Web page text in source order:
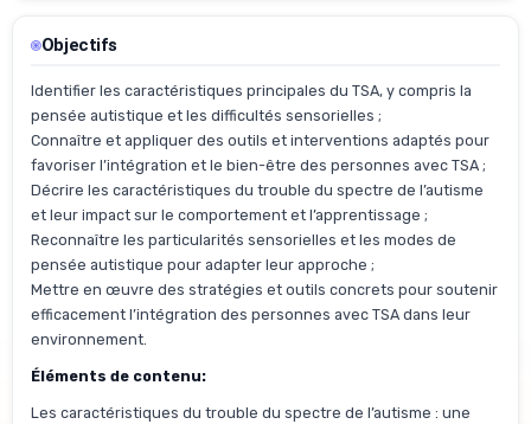
Objectifs
Identifier les caractéristiques principales du TSA, y compris la
pensée autistique et les difficultés sensorielles ;
Connaître et appliquer des outils et interventions adaptés pour
favoriser l’intégration et le bien-être des personnes avec TSA ;
Décrire les caractéristiques du trouble du spectre de l’autisme
et leur impact sur le comportement et l’apprentissage ;
Reconnaître les particularités sensorielles et les modes de
pensée autistique pour adapter leur approche ;
Mettre en œuvre des stratégies et outils concrets pour soutenir
efficacement l’intégration des personnes avec TSA dans leur
environnement.
Éléments de contenu:
Les caractéristiques du trouble du spectre de l’autisme : une